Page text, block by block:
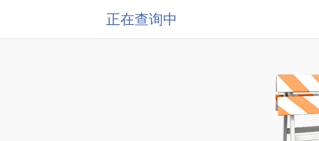
正在查询中